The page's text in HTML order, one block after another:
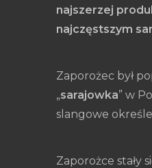
najszerzej
najczęstszym
Zaporożec był
„sarajowka” w
slangowe
Zaporożce stały